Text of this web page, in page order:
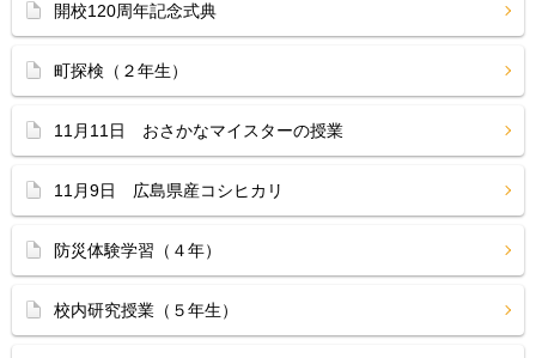
開校120周年記念式典
町探検（２年生）
11月11日 おさかなマイスターの授業
11月9日 広島県産コシヒカリ
防災体験学習（４年）
校内研究授業（５年生）